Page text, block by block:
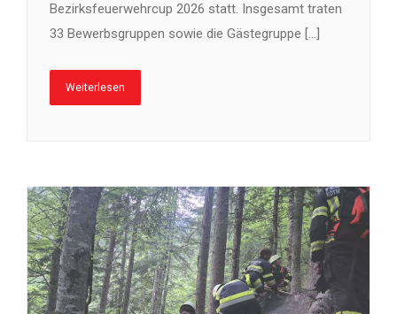
Bezirksfeuerwehrcup 2026 statt. Insgesamt traten
33 Bewerbsgruppen sowie die Gästegruppe […]
Weiterlesen